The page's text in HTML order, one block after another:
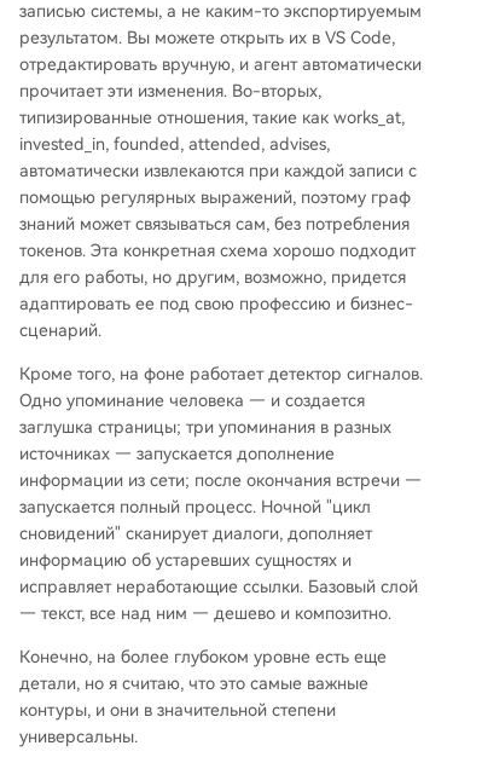
записью системы, а не каким-то экспортируемым
результатом. Вы можете открыть их в VS Code,
отредактировать вручную, и агент автоматически
прочитает эти изменения. Во-вторых,
типизированные отношения, такие как works_at,
invested_in, founded, attended, advises,
автоматически извлекаются при каждой записи с
помощью регулярных выражений, поэтому граф
знаний может связываться сам, без потребления
токенов. Эта конкретная схема хорошо подходит
для его работы, но другим, возможно, придется
адаптировать ее под свою профессию и бизнес-
сценарий.
Кроме того, на фоне работает детектор сигналов.
Одно упоминание человека — и создается
заглушка страницы; три упоминания в разных
источниках — запускается дополнение
информации из сети; после окончания встречи —
запускается полный процесс. Ночной "цикл
сновидений" сканирует диалоги, дополняет
информацию об устаревших сущностях и
исправляет неработающие ссылки. Базовый слой
— текст, все над ним — дешево и композитно.
Конечно, на более глубоком уровне есть еще
детали, но я считаю, что это самые важные
контуры, и они в значительной степени
универсальны.